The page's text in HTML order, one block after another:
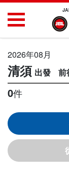
2026年08月
清須
0件